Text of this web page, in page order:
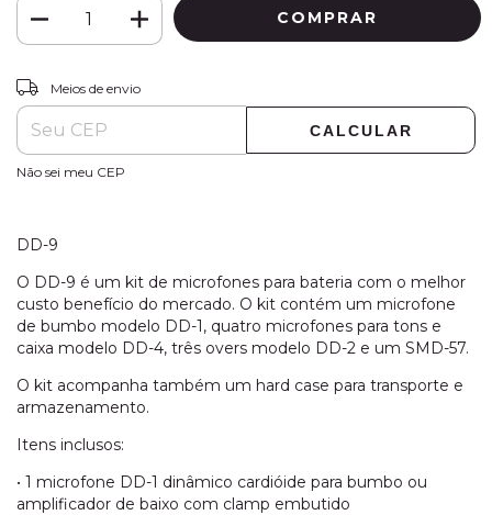
Entregas para o CEP:
Meios de envio
CALCULAR
Não sei meu CEP
DD-9
O DD-9 é um kit de microfones para bateria com o melhor
custo benefício do mercado. O kit contém um microfone
de bumbo modelo DD-1, quatro microfones para tons e
caixa modelo DD-4, três overs modelo DD-2 e um SMD-57.
O kit acompanha também um hard case para transporte e
armazenamento.
Itens inclusos:
• 1 microfone DD-1 dinâmico cardióide para bumbo ou
amplificador de baixo com clamp embutido